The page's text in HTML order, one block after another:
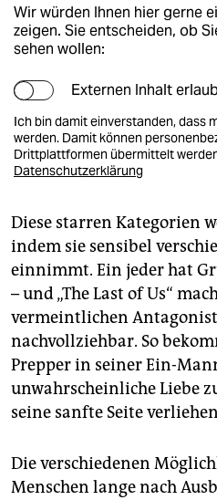
Wir würden Ihnen hier gerne
zeigen. Sie entscheiden, ob
sehen wollen:
Externen Inhalt
Ich bin damit einverstanden, dass
werden. Damit können
Drittplattformen übermittelt
Datenschutzerklärung
Diese starren Kategorien
indem sie sensibel
einnimmt. Ein jeder hat
– und „The Last of Us“
vermeintlichen
nachvollziehbar. So
Prepper in seiner Ein-
unwahrscheinliche Liebe
seine sanfte Seite
Die verschiedenen
Menschen lange nach